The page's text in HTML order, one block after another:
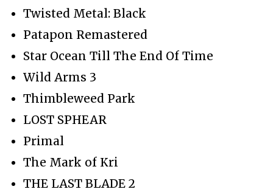
Twisted Metal: Black
Patapon Remastered
Star Ocean Till The End Of Time
Wild Arms 3
Thimbleweed Park
LOST SPHEAR
Primal
The Mark of Kri
THE LAST BLADE 2